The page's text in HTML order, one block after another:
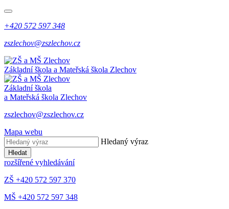
+420 572 597 348
zszlechov@zszlechov.cz
Základní škola a Mateřská škola Zlechov
Základní škola
a Mateřská škola Zlechov
zszlechov@zszlechov.cz
Mapa webu
Hledaný výraz
Hledat
rozšířené vyhledávání
ZŠ +420 572 597 370
MŠ +420 572 597 348